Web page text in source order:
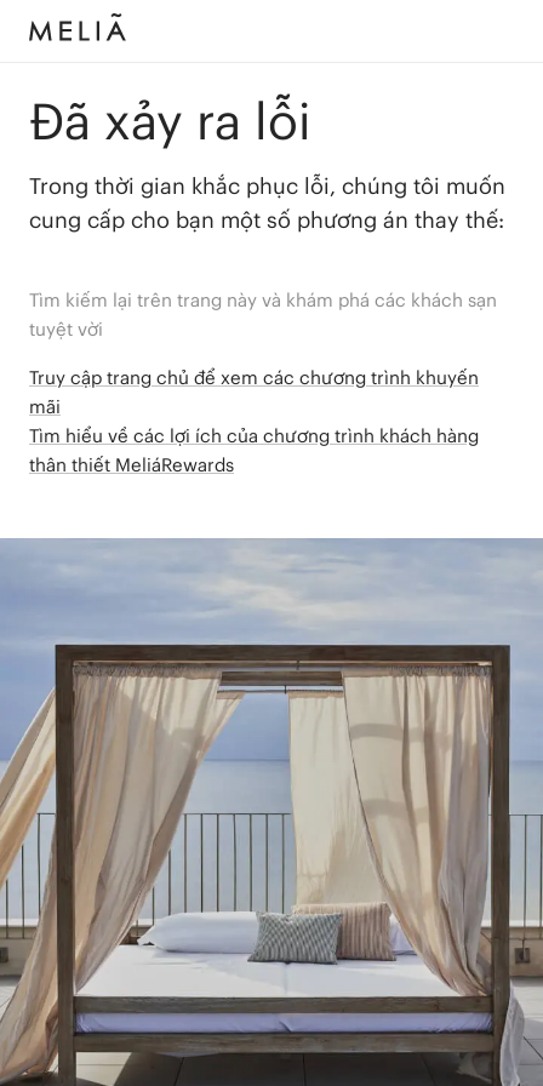
Đã xảy ra lỗi
Trong thời gian khắc phục lỗi, chúng tôi muốn
cung cấp cho bạn một số phương án thay thế:
Tìm kiếm lại trên trang này và khám phá các khách sạn
tuyệt vời
Truy cập trang chủ để xem các chương trình khuyến
mãi
Tìm hiểu về các lợi ích của chương trình khách hàng
thân thiết MeliáRewards